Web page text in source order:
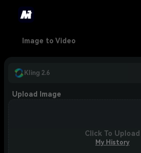
Image to Video
Kling 2.6
Upload Image
Click To Upload
My History